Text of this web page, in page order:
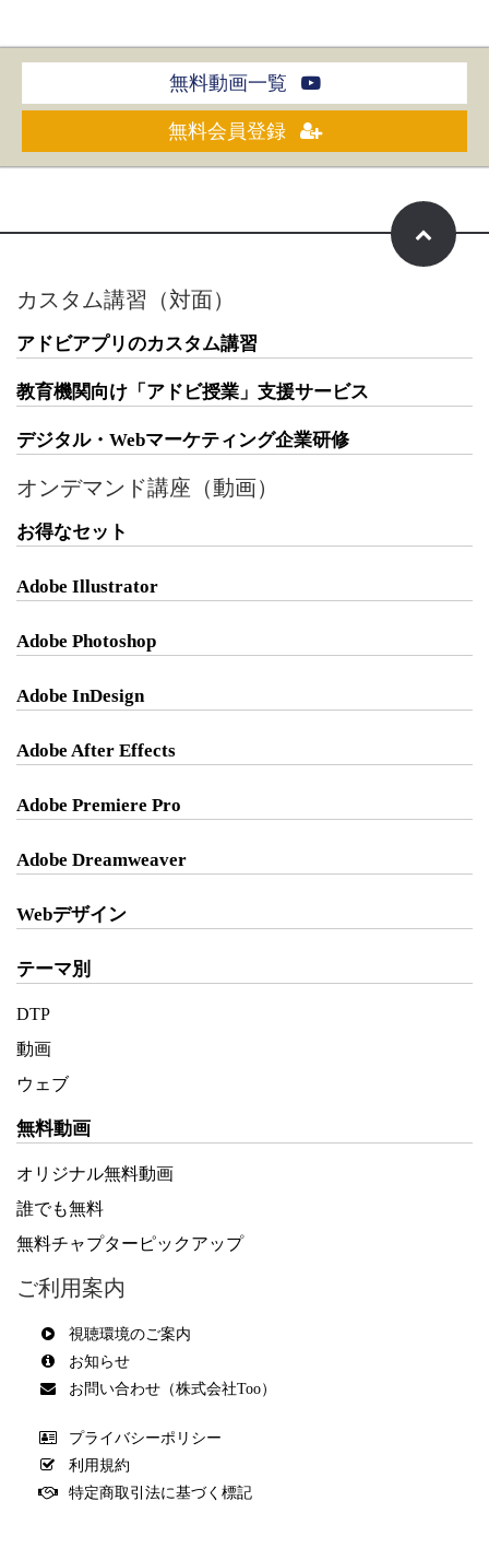
無料動画一覧
無料会員登録
カスタム講習（対面）
アドビアプリのカスタム講習
教育機関向け「アドビ授業」支援サービス
デジタル・Webマーケティング企業研修
オンデマンド講座（動画）
お得なセット
Adobe Illustrator
Adobe Photoshop
Adobe InDesign
Adobe After Effects
Adobe Premiere Pro
Adobe Dreamweaver
Webデザイン
テーマ別
DTP
動画
ウェブ
無料動画
オリジナル無料動画
誰でも無料
無料チャプターピックアップ
ご利用案内
視聴環境のご案内
お知らせ
お問い合わせ（株式会社Too）
プライバシーポリシー
利用規約
特定商取引法に基づく標記